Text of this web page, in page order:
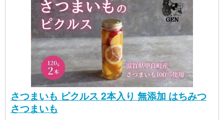
さつまいも ピクルス 2本入り 無添加 はちみつ
さつまいも